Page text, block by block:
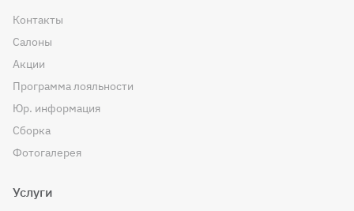
Контакты
Салоны
Акции
Программа лояльности
Юр. информация
Сборка
Фотогалерея
Услуги